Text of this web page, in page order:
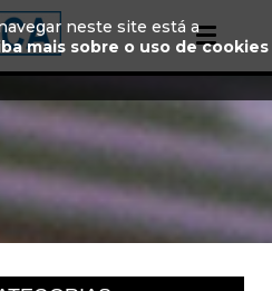
neste site está a
mais sobre o uso de cookies